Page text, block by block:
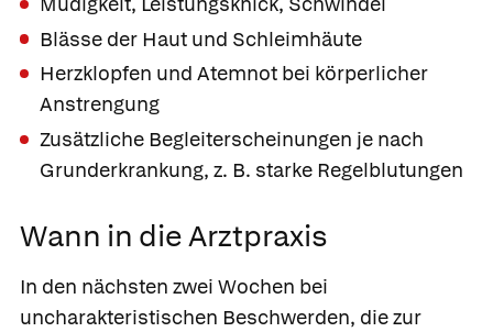
Blässe der Haut und Schleimhäute
Herzklopfen und Atemnot bei körperlicher
Anstrengung
Zusätzliche Begleiterscheinungen je nach
Grunderkrankung, z. B. starke Regelblutungen
Wann in die Arztpraxis
In den nächsten zwei Wochen bei
uncharakteristischen Beschwerden, die zur